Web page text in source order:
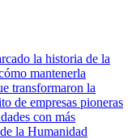
la historia de la
mantenerla
transformaron la
de empresas pioneras
con más
la Humanidad